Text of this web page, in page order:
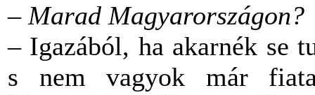
– Marad Magyarországon?
– Igazából, ha akarnék se
s nem vagyok már